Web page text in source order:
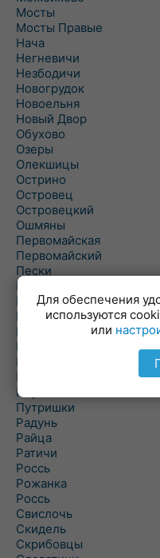
Мосты
Мосты Правые
Нача
Негневичи
Незбодичи
Новогрудок
Новоельня
Новый Двор
Обухово
Озеры
Олекшицы
Острино
Островец
Островецкий
Ошмяны
Первомайская
Первомайский
Пески
Петревичи
Погородно
Пограничный
Подлабенье
Подольцы
Подороск
Поречье
Порозово
Путришки
Радунь
Райца
Ратичи
Роcсь
Рожанка
Россь
Свислочь
Скидель
Скрибовцы
Для обеспечения
используются
или